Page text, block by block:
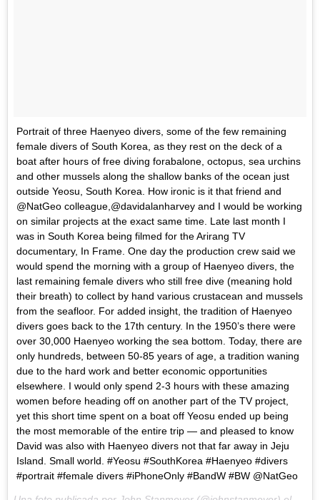
Portrait of three Haenyeo divers, some of the few remaining
female divers of South Korea, as they rest on the deck of a
boat after hours of free diving forabalone, octopus, sea urchins
and other mussels along the shallow banks of the ocean just
outside Yeosu, South Korea. How ironic is it that friend and
@NatGeo colleague,@davidalanharvey and I would be working
on similar projects at the exact same time. Late last month I
was in South Korea being filmed for the Arirang TV
documentary, In Frame. One day the production crew said we
would spend the morning with a group of Haenyeo divers, the
last remaining female divers who still free dive (meaning hold
their breath) to collect by hand various crustacean and mussels
from the seafloor. For added insight, the tradition of Haenyeo
divers goes back to the 17th century. In the 1950’s there were
over 30,000 Haenyeo working the sea bottom. Today, there are
only hundreds, between 50-85 years of age, a tradition waning
due to the hard work and better economic opportunities
elsewhere. I would only spend 2-3 hours with these amazing
women before heading off on another part of the TV project,
yet this short time spent on a boat off Yeosu ended up being
the most memorable of the entire trip — and pleased to know
David was also with Haenyeo divers not that far away in Jeju
Island. Small world. #Yeosu #SouthKorea #Haenyeo #divers
#portrait #female divers #iPhoneOnly #BandW #BW @NatGeo